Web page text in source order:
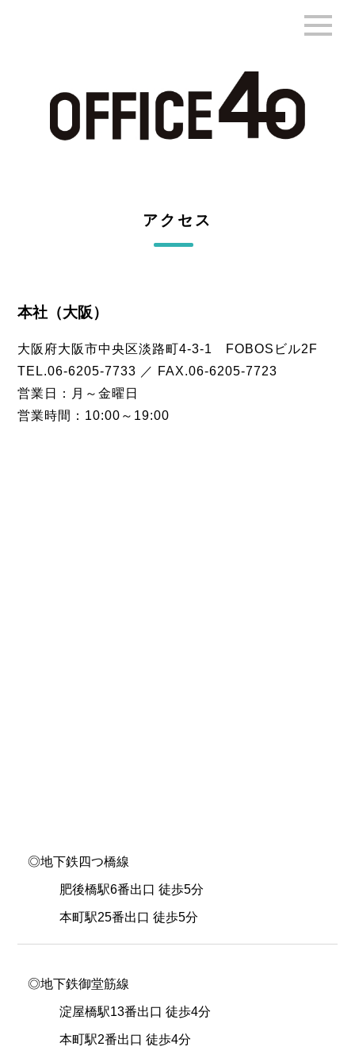
アクセス
本社（大阪）
大阪府大阪市中央区淡路町4-3-1 FOBOSビル2F
TEL.06-6205-7733 ／ FAX.06-6205-7723
営業日：月～金曜日
営業時間：10:00～19:00
◎地下鉄四つ橋線
肥後橋駅6番出口 徒歩5分
本町駅25番出口 徒歩5分
◎地下鉄御堂筋線
淀屋橋駅13番出口 徒歩4分
本町駅2番出口 徒歩4分